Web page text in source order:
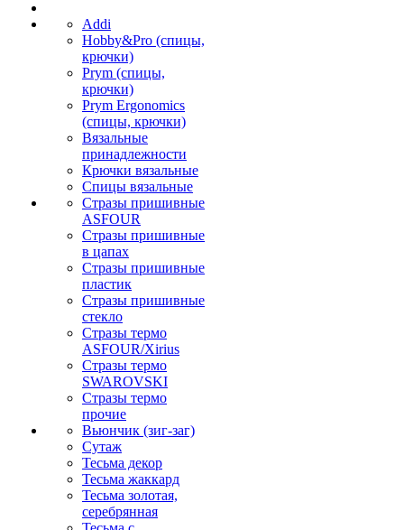
Addi
Hobby&Pro (спицы,
крючки)
Prym (спицы,
крючки)
Prym Ergonomics
(спицы, крючки)
Вязальные
принадлежности
Крючки вязальные
Спицы вязальные
Стразы пришивные
ASFOUR
Стразы пришивные
в цапах
Стразы пришивные
пластик
Стразы пришивные
стекло
Стразы термо
ASFOUR/Xirius
Стразы термо
SWAROVSKI
Стразы термо
прочие
Вьюнчик (зиг-заг)
Сутаж
Тесьма декор
Тесьма жаккард
Тесьма золотая,
серебрянная